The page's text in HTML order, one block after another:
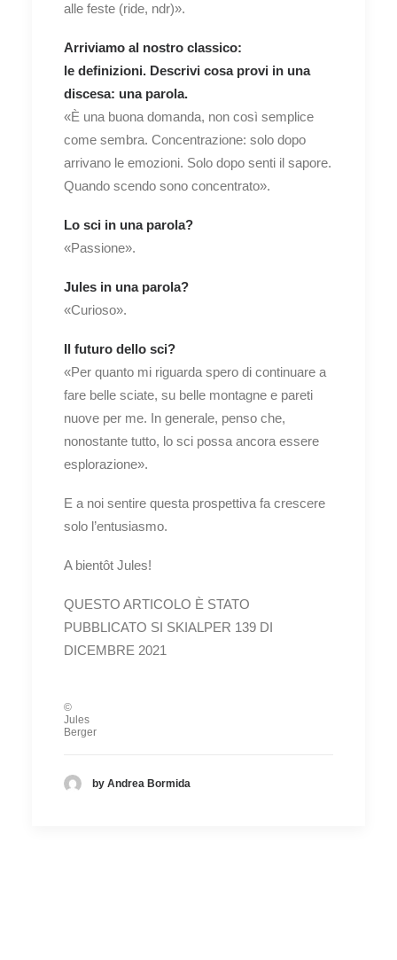
alle feste (ride, ndr)».
Arriviamo al nostro classico:
le definizioni. Descrivi cosa provi in una
discesa: una parola.
«È una buona domanda, non così semplice
come sembra. Concentrazione: solo dopo
arrivano le emozioni. Solo dopo senti il sapore.
Quando scendo sono concentrato».
Lo sci in una parola?
«Passione».
Jules in una parola?
«Curioso».
Il futuro dello sci?
«Per quanto mi riguarda spero di continuare a
fare belle sciate, su belle montagne e pareti
nuove per me. In generale, penso che,
nonostante tutto, lo sci possa ancora essere
esplorazione».
E a noi sentire questa prospettiva fa crescere
solo l’entusiasmo.
A bientôt Jules!
QUESTO ARTICOLO È STATO
PUBBLICATO SI SKIALPER 139 DI
DICEMBRE 2021
©
Jules
Berger
by Andrea Bormida